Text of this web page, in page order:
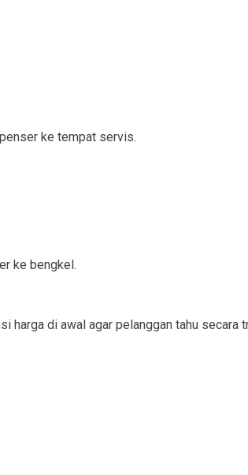
ke tempat servis.
ke bengkel.
di awal agar pelanggan tahu secara